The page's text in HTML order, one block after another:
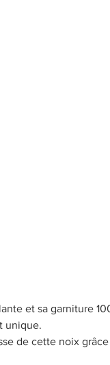
et sa garniture
unique.
de cette noix